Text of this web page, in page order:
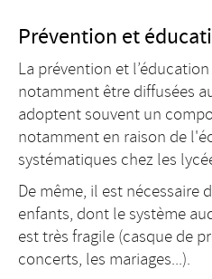
Prévention et
La prévention et
notamment être diffusées
adoptent souvent un
notamment en raison de
systématiques chez les
De même, il est nécessaire
enfants, dont le système
est très fragile (casque de
concerts, les mariages...).